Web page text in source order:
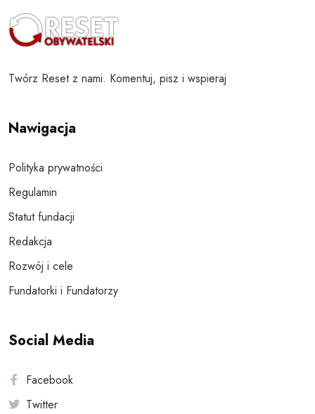
Twórz Reset z nami. Komentuj, pisz i wspieraj
Nawigacja
Polityka prywatności
Regulamin
Statut fundacji
Redakcja
Rozwój i cele
Fundatorki i Fundatorzy
Social Media
Facebook
Twitter